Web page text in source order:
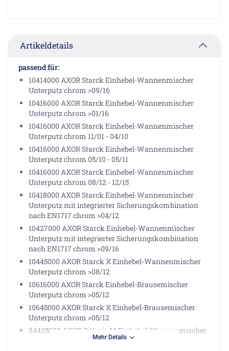
Artikeldetails
passend für:
10414000 AXOR Starck Einhebel-Wannenmischer
Unterputz chrom >09/16
10416000 AXOR Starck Einhebel-Wannenmischer
Unterputz chrom >01/16
10416000 AXOR Starck Einhebel-Wannenmischer
Unterputz chrom 11/01 - 04/10
10416000 AXOR Starck Einhebel-Wannenmischer
Unterputz chrom 05/10 - 05/11
10416000 AXOR Starck Einhebel-Wannenmischer
Unterputz chrom 08/12 - 12/15
10418000 AXOR Starck Einhebel-Wannenmischer
Unterputz mit integrierter Sicherungskombination
nach EN1717 chrom >04/12
10427000 AXOR Starck Einhebel-Wannenmischer
Unterputz mit integrierter Sicherungskombination
nach EN1717 chrom >09/16
10445000 AXOR Starck X Einhebel-Wannenmischer
Unterputz chrom >08/12
10616000 AXOR Starck Einhebel-Brausemischer
Unterputz chrom >05/12
10645000 AXOR Starck X Einhebel-Brausemischer
Unterputz chrom >05/12
34425000 AXOR Citterio M Einhebel-Wannenmischer
Unterputz chrom 01/08 - 05/11
Mehr Details